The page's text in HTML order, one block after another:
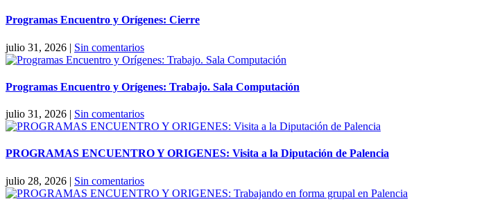
Programas Encuentro y Orígenes: Cierre
julio 31, 2026 | Sin comentarios
Programas Encuentro y Orígenes: Trabajo. Sala Computación
julio 31, 2026 | Sin comentarios
PROGRAMAS ENCUENTRO Y ORIGENES: Visita a la Diputación de Palencia
julio 28, 2026 | Sin comentarios